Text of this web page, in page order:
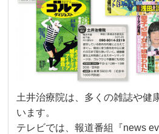
土井治療院は、多くの雑誌や健
います。
テレビでは、報道番組『news